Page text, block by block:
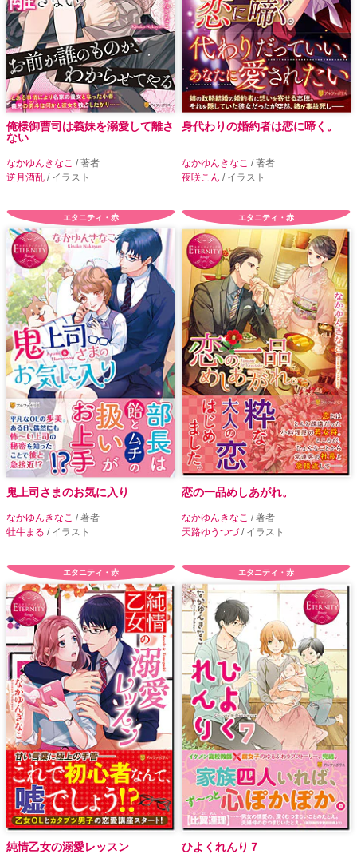
俺様御曹司は義妹を溺愛して離さ
ない
なかゆんきなこ / 著者
逆月酒乱 / イラスト
身代わりの婚約者は恋に啼く。
なかゆんきなこ / 著者
夜咲こん / イラスト
エタニティ・赤
鬼上司さまのお気に入り
なかゆんきなこ / 著者
牡牛まる / イラスト
エタニティ・赤
恋の一品めしあがれ。
なかゆんきなこ / 著者
天路ゆうつづ/ イラスト
エタニティ・赤
純情乙女の溺愛レッスン
エタニティ・赤
ひよくれんり７